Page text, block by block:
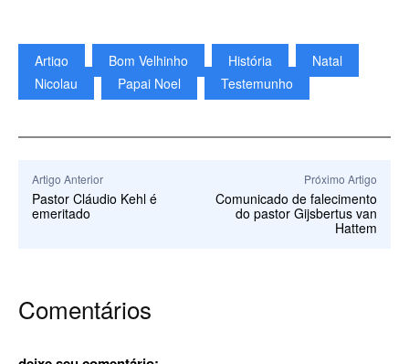
Artigo Bom Velhinho História
Natal
Nicolau
Papai Noel Testemunho
Artigo Anterior
Pastor Cláudio Kehl é
emeritado
Próximo Artigo
Comunicado de falecimento
do pastor Gijsbertus van
Hattem
Comentários